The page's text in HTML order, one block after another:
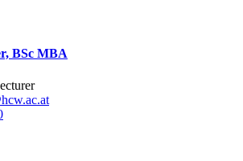
BSc MBA